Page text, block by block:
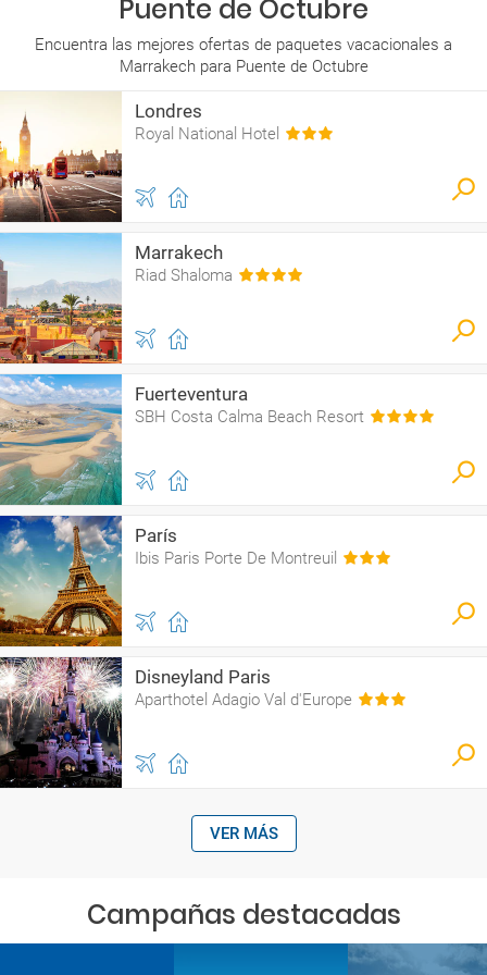
Puente de Octubre
Encuentra las mejores ofertas de paquetes vacacionales a
Marrakech para Puente de Octubre
Londres
Royal National Hotel
Marrakech
Riad Shaloma
Fuerteventura
SBH Costa Calma Beach Resort
París
Ibis Paris Porte De Montreuil
Disneyland Paris
Aparthotel Adagio Val d'Europe
VER MÁS
Campañas destacadas